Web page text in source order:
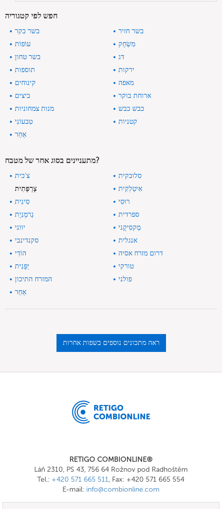
חפש לפי קטגוריה
בשר בקר
בשר חזיר
עוֹפוֹת
מִשְׂחָק
בשר טחון
דג
תוספות
ירקות
קינוחים
מאפה
ביצים
ארוחת בוקר
מנות צמחוניות
כבש כבש
טִבעוֹנִי
קטניות
אַחֵר
מתעניינים בסוג אחר של מטבח?
צ'כית
סלובקית
צָרְפָתִית
אִיטַלְקִית
סִינִית
רוּסִי
גֶרמָנִיָת
ספרדית
יווני
מֶקסִיקָני
סקנדינבי
אנגלית
הוֹדִי
דרום מזרח אסיה
יַפָּנִית
טורקי
המזרח התיכון
פולני
אַחֵר
ראה מתכונים נוספים בשפות אחרות
RETIGO COMBIONLINE®
Láň 2310, PS 43, 756 64 Rožnov pod Radhoštěm
Tel.: +420 571 665 511, Fax: +420 571 665 554
E-mail: info@combionline.com